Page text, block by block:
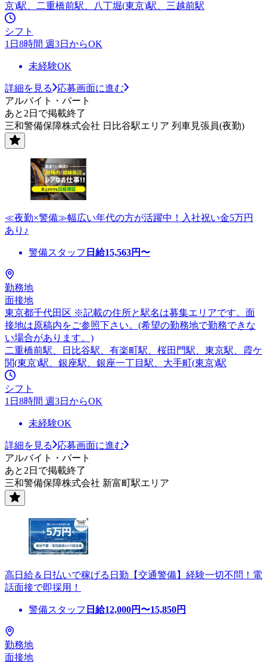
京)駅、二重橋前駅、八丁堀(東京)駅、三越前駅
シフト
1日8時間 週3日からOK
未経験OK
詳細を見る
応募画面に進む
アルバイト・パート
あと2日で掲載終了
三和警備保障株式会社 日比谷駅エリア 列車見張員(夜勤)
≪夜勤×警備≫幅広い年代の方が活躍中！入社祝い金5万円
あり♪
警備スタッフ 日給15,563円〜
勤務地
面接地
東京都千代田区 ※記載の住所と駅名は募集エリアです。面
接地は原稿内をご参照下さい。(希望の勤務地で勤務できな
い場合があります。)
二重橋前駅、日比谷駅、有楽町駅、桜田門駅、東京駅、霞ケ
関(東京)駅、銀座駅、銀座一丁目駅、大手町(東京)駅
シフト
1日8時間 週3日からOK
未経験OK
詳細を見る
応募画面に進む
アルバイト・パート
あと2日で掲載終了
三和警備保障株式会社 新富町駅エリア
高日給＆日払いで稼げる日勤【交通警備】経験一切不問！電
話面接で即採用！
警備スタッフ 日給12,000円〜15,850円
勤務地
面接地